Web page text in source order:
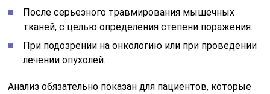
После серьезного травмирования мышечных
тканей, с целью определения степени поражения.
При подозрении на онкологию или при проведении
лечении опухолей.
Анализ обязательно показан для пациентов, которые